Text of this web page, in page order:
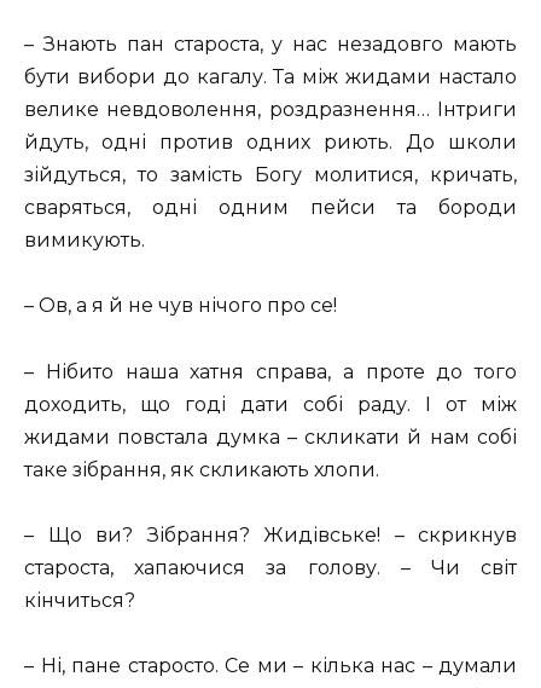
– Знають пан староста, у нас незадовго мають
бути вибори до кагалу. Та між жидами настало
велике невдоволення, роздразнення… Інтриги
йдуть, одні против одних риють. До школи
зійдуться, то замість Богу молитися, кричать,
сваряться, одні одним пейси та бороди
вимикують.
– Ов, а я й не чув нічого про се!
– Нібито наша хатня справа, а проте до того
доходить, що годі дати собі раду. І от між
жидами повстала думка – скликати й нам собі
таке зібрання, як скликають хлопи.
– Що ви? Зібрання? Жидівське! – скрикнув
староста, хапаючися за голову. – Чи світ
кінчиться?
– Ні, пане старосто. Се ми – кілька нас – думали